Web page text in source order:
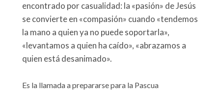
encontrado por casualidad: la «pasión» de Jesús
se convierte en «compasión» cuando «tendemos
la mano a quien ya no puede soportarla»,
«levantamos a quien ha caído», «abrazamos a
quien está desanimado».
Es la llamada a prepararse para la Pascua